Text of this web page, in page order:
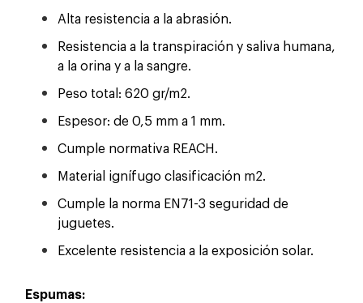
Alta resistencia a la abrasión.
Resistencia a la transpiración y saliva humana,
a la orina y a la sangre.
Peso total: 620 gr/m2.
Espesor: de 0,5 mm a 1 mm.
Cumple normativa REACH.
Material ignífugo clasificación m2.
Cumple la norma EN71-3 seguridad de
juguetes.
Excelente resistencia a la exposición solar.
Espumas: